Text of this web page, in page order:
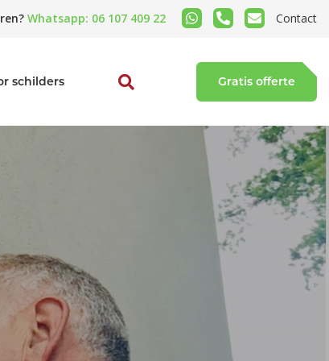
Whatsapp: 06 107 409 22 Contact
schilders Gratis offerte